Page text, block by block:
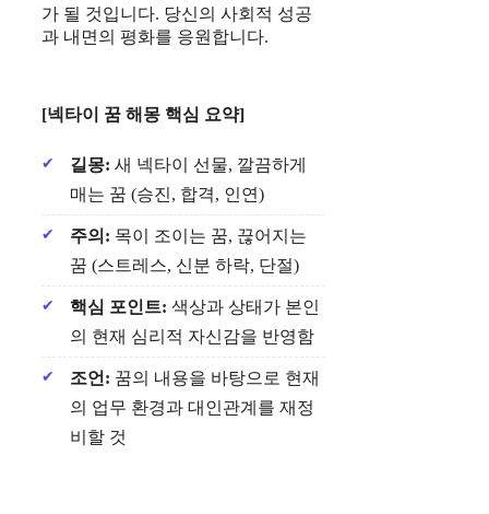
가 될 것입니다. 당신의 사회적 성공
과 내면의 평화를 응원합니다.
[넥타이 꿈 해몽 핵심 요약]
길몽: 새 넥타이 선물, 깔끔하게
매는 꿈 (승진, 합격, 인연)
주의: 목이 조이는 꿈, 끊어지는
꿈 (스트레스, 신분 하락, 단절)
핵심 포인트: 색상과 상태가 본인
의 현재 심리적 자신감을 반영함
조언: 꿈의 내용을 바탕으로 현재
의 업무 환경과 대인관계를 재정
비할 것